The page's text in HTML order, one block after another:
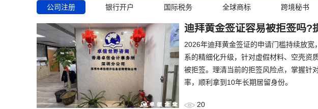
公司注册 银行开户 国际税务 全球商标 跨境秘书
迪拜黄金签证容易被拒签吗?
2026年迪拜黄金签证的申请门槛持续放
系的精细化升级，针对虚假材料、空壳资
被拒签。理清当前的拒签风险点，掌握针
率，顺利拿到10年长期居留身份。
20